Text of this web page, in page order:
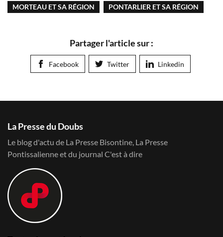
Depuis plus de 60 ans notre association
MORTEAU ET SA RÉGION PONTARLIER ET SA RÉGION
Partager l'article sur :
Facebook Twitter Linkedin
La Presse du Doubs
Le blog d'actu de La Presse Bisontine, La Presse
Pontissalienne et du journal C'est à dire